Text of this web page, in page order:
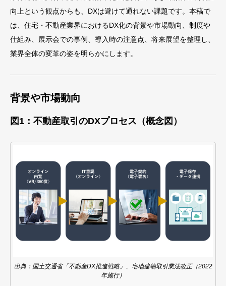
向上という観点からも、DXは避けて通れない課題です。本稿で
は、住宅・不動産業界におけるDX化の背景や市場動向、制度や
仕組み、展示会での事例、導入時の注意点、将来展望を整理し、
業界全体の変革の姿を明らかにします。
背景や市場動向
図1：不動産取引のDXプロセス（概念図）
出典：国土交通省「不動産DX推進戦略」、宅地建物取引業法改正（2022
年施行）